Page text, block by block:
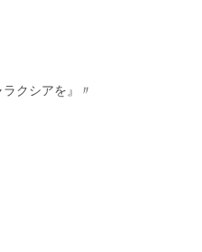
でギャラクシアを』〃